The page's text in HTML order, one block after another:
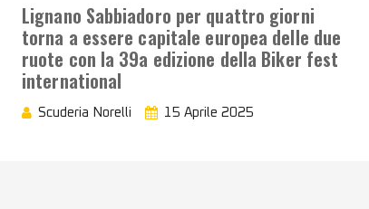
Lignano Sabbiadoro per quattro giorni
torna a essere capitale europea delle due
ruote con la 39a edizione della Biker fest
international
Scuderia Norelli 15 Aprile 2025